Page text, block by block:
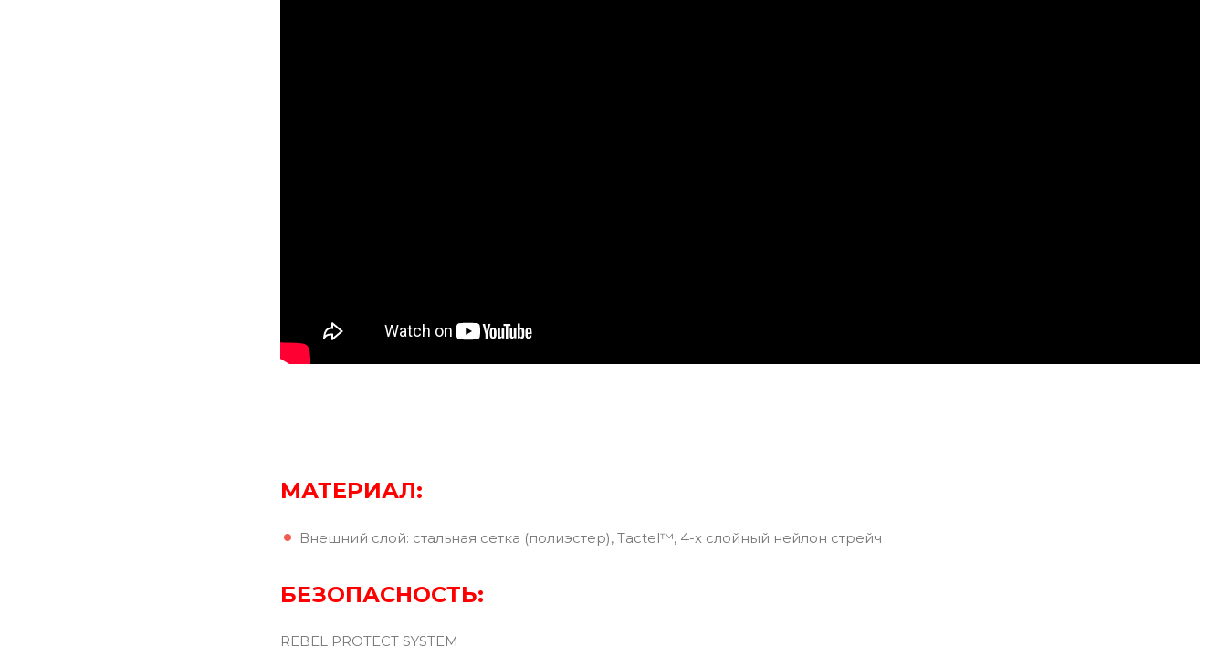
МАТЕРИАЛ:
Внешний слой: стальная сетка (полиэстер), Tactel™, 4-х слойный нейлон стрейч
БЕЗОПАСНОСТЬ:
REBEL PROTECT SYSTEM